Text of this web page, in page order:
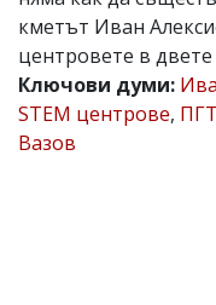
Коментарите
под
статиите
се
въвеждат
от
читателите
кметът Иван
центровете в
Ключови думи:
STEM центрове,
Вазов